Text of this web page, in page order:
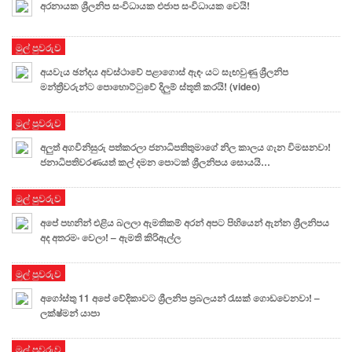
අරනායක ශ්‍රීලනිප සංවිධායක එජාප සංවිධායක වෙයි!
මුල් පුවරුව
අයවැය ඡන්දය අවස්ථාවේ පළාගොස් ඇඳං යට සැඟවුණු ශ්‍රීලනිප
මන්ත්‍රීවරුන්ට පොහොට්ටුවේ දිලුම් ස්තූති කරයි! (video)
මුල් පුවරුව
අලුත් අගවිනිසුරු පත්කරලා ජනාධිපතිතුමාගේ නිල කාලය ගැන විමසනවා!
ජනාධිපතිවරණයත් කල් දමන පොටක් ශ්‍රීලනිපය සොයයි…
මුල් පුවරුව
අපේ පහනින් එළිය බලලා ඇමතිකම් අරන් අපට පිහියෙන් ඇන්න ශ්‍රීලනිපය
අද අතරමං වෙලා! – ඇමති කිරිඇල්ල
මුල් පුවරුව
අගෝස්තු 11 අපේ වේදිකාවට ශ්‍රීලනිප ප්‍රබලයන් රැසක් ගොඩවෙනවා! –
ලක්ෂ්මන් යාපා
මුල් පුවරුව